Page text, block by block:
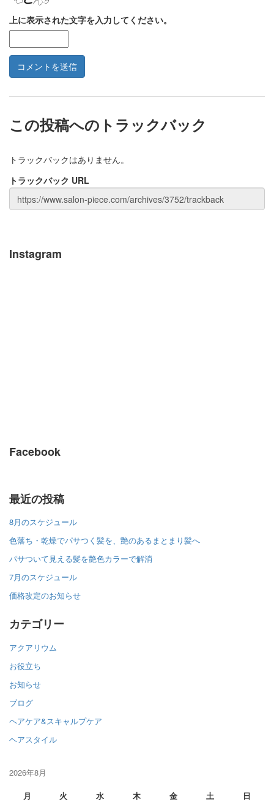
上に表示された文字を入力してください。
この投稿へのトラックバック
トラックバックはありません。
トラックバック URL
Instagram
Facebook
最近の投稿
8月のスケジュール
色落ち・乾燥でパサつく髪を、艶のあるまとまり髪へ
パサついて見える髪を艶色カラーで解消
7月のスケジュール
価格改定のお知らせ
カテゴリー
アクアリウム
お役立ち
お知らせ
ブログ
ヘアケア&スキャルプケア
ヘアスタイル
2026年8月
月
火 水 木 金 土 日